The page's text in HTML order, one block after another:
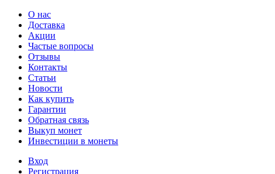
О нас
Доставка
Акции
Частые вопросы
Отзывы
Контакты
Статьи
Новости
Как купить
Гарантии
Обратная связь
Выкуп монет
Инвестиции в монеты
Вход
Регистрация